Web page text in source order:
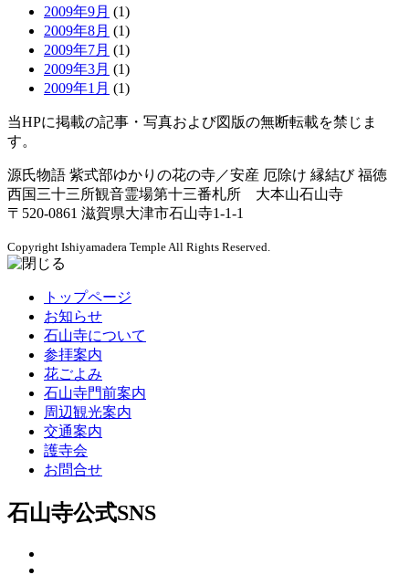
2009年9月 (1)
2009年8月 (1)
2009年7月 (1)
2009年3月 (1)
2009年1月 (1)
当HPに掲載の記事・写真および図版の無断転載を禁じま
す。
源氏物語 紫式部ゆかりの花の寺／安産 厄除け 縁結び 福徳
西国三十三所観音霊場第十三番札所 大本山石山寺
〒520-0861 滋賀県大津市石山寺1-1-1
Copyright Ishiyamadera Temple All Rights Reserved.
トップページ
お知らせ
石山寺について
参拝案内
花ごよみ
石山寺門前案内
周辺観光案内
交通案内
護寺会
お問合せ
石山寺公式SNS